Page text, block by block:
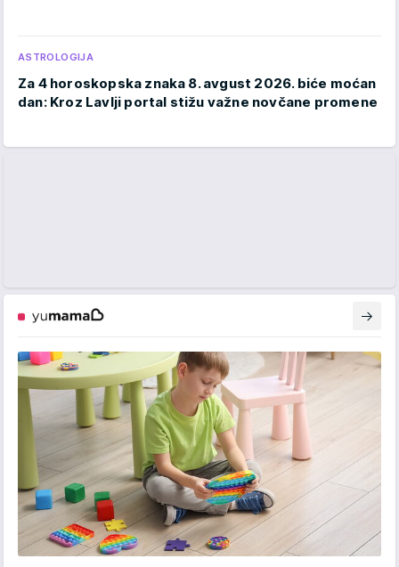
ASTROLOGIJA
Za 4 horoskopska znaka 8. avgust 2026. biće moćan
dan: Kroz Lavlji portal stižu važne novčane promene